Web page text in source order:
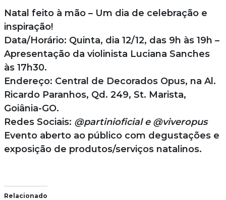
Natal feito à mão – Um dia de celebração e
inspiração!
Data/Horário: Quinta, dia 12/12, das 9h às 19h –
Apresentação da violinista Luciana Sanches
às 17h30.
Endereço: Central de Decorados Opus, na Al.
Ricardo Paranhos, Qd. 249, St. Marista,
Goiânia-GO.
Redes Sociais: @partinioficial e @viveropus
Evento aberto ao público com degustações e
exposição de produtos/serviços natalinos.
Relacionado